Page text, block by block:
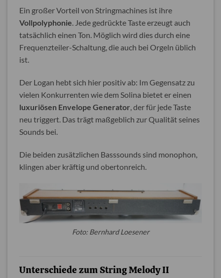
Ein großer Vorteil von Stringmachines ist ihre
Vollpolyphonie. Jede gedrückte Taste erzeugt auch
tatsächlich einen Ton. Möglich wird dies durch eine
Frequenzteiler-Schaltung, die auch bei Orgeln üblich
ist.
Der Logan hebt sich hier positiv ab: Im Gegensatz zu
vielen Konkurrenten wie dem Solina bietet er einen
luxuriösen Envelope Generator, der für jede Taste
neu triggert. Das trägt maßgeblich zur Qualität seines
Sounds bei.
Die beiden zusätzlichen Basssounds sind monophon,
klingen aber kräftig und obertonreich.
Foto: Bernhard Loesener
Unterschiede zum String Melody II